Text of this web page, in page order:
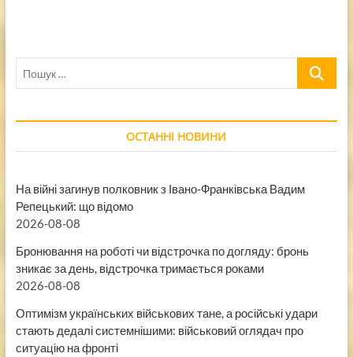
Пошук
ОСТАННІ НОВИНИ
На війні загинув полковник з Івано-Франківська Вадим
Репецький: що відомо
2026-08-08
Бронювання на роботі чи відстрочка по догляду: бронь
зникає за день, відстрочка тримається роками
2026-08-08
Оптимізм українських військових тане, а російські удари
стають дедалі системнішими: військовий оглядач про
ситуацію на фронті